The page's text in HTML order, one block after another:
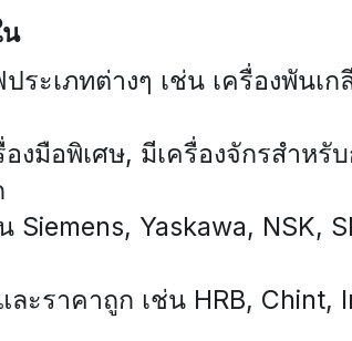
ระเภทต่างๆ เช่น เครื่องพันเ
งมือพิเศษ, มีเครื่องจักรสำหรั
Siemens, Yaskawa, NSK,
ะราคาถูก เช่น HRB, Chint,